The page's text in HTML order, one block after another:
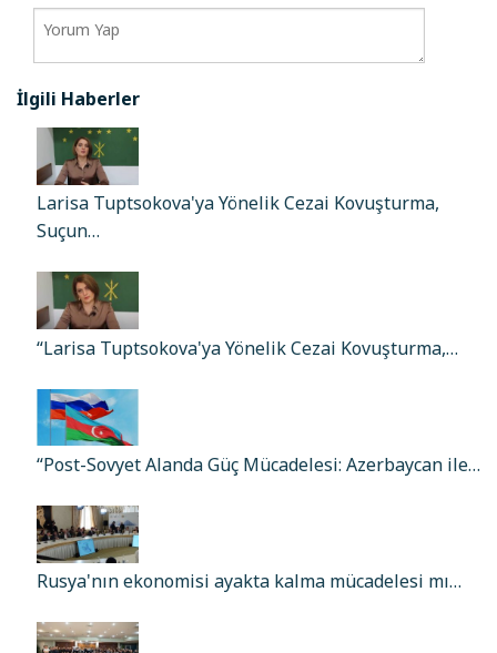
İlgili Haberler
Larisa Tuptsokova'ya Yönelik Cezai Kovuşturma,
Suçun…
“Larisa Tuptsokova'ya Yönelik Cezai Kovuşturma,…
“Post-Sovyet Alanda Güç Mücadelesi: Azerbaycan ile…
Rusya'nın ekonomisi ayakta kalma mücadelesi mı…